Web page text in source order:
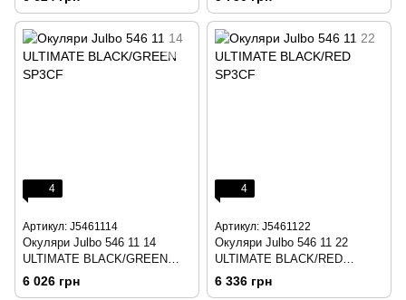
4
Артикул: J5461114
Окуляри Julbo 546 11 14
ULTIMATE BLACK/GREEN
SP3CF
6 026 грн
4
Артикул: J5461122
Окуляри Julbo 546 11 22
ULTIMATE BLACK/RED
SP3CF
6 336 грн